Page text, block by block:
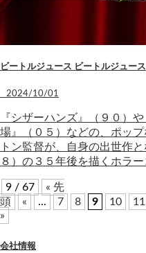
ビートルジュース ビートルジュース
2024/10/01
『シザーハンズ』（９０）
場』（０５）などの、ポッ
トン監督が、自身の出世作
８）の３５年後を描くホラ
9 / 67
« 先
頭
« ... 7 8 9 10 11
»
会社情報